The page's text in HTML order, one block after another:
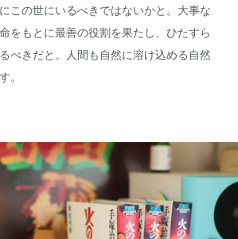
この世にいるべきではないかと。大事な
をもとに最善の役割を果たし、ひたすら
べきだと。人間も自然に溶け込める自然
。